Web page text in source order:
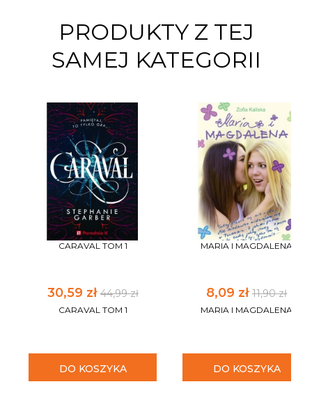
PRODUKTY Z TEJ
SAMEJ KATEGORII
CARAVAL TOM 1
30,59 zł44,99 zł
CARAVAL TOM 1
DO KOSZYKA
MARIA I MAGDALENA
8,09 zł 11,90 zł
MARIA I MAGDALENA
DO KOSZYKA